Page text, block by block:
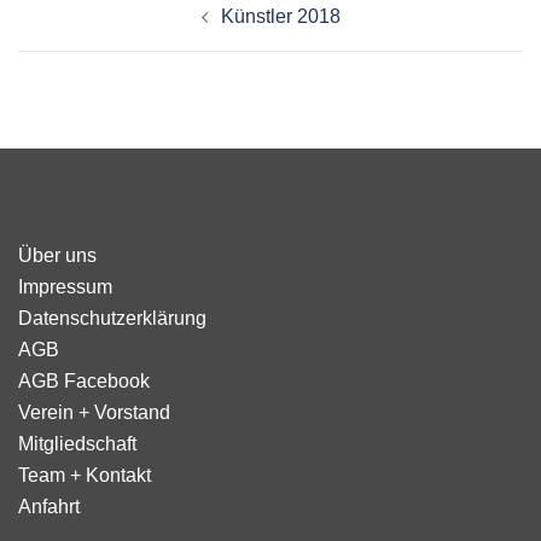
Künstler 2018
Über uns
Impressum
Datenschutzerklärung
AGB
AGB Facebook
Verein + Vorstand
Mitgliedschaft
Team + Kontakt
Anfahrt